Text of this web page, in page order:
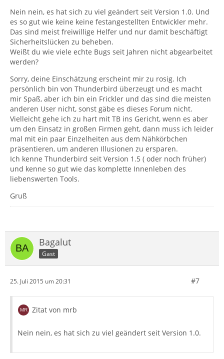
Nein nein, es hat sich zu viel geändert seit Version 1.0. Und
es so gut wie keine keine festangestellten Entwickler mehr.
Das sind meist freiwillige Helfer und nur damit beschäftigt
Sicherheitslücken zu beheben.
Weißt du wie viele echte Bugs seit Jahren nicht abgearbeitet
werden?
Sorry, deine Einschätzung erscheint mir zu rosig. Ich
persönlich bin von Thunderbird überzeugt und es macht
mir Spaß, aber ich bin ein Frickler und das sind die meisten
anderen User nicht, sonst gäbe es dieses Forum nicht.
Vielleicht gehe ich zu hart mit TB ins Gericht, wenn es aber
um den Einsatz in großen Firmen geht, dann muss ich leider
mal mit ein paar Einzelheiten aus dem Nähkörbchen
präsentieren, um anderen Illusionen zu ersparen.
Ich kenne Thunderbird seit Version 1.5 ( oder noch früher)
und kenne so gut wie das komplette Innenleben des
liebenswerten Tools.
Gruß
Bagalut
Gast
25. Juli 2015 um 20:31 #7
Zitat von mrb
Nein nein, es hat sich zu viel geändert seit Version 1.0.